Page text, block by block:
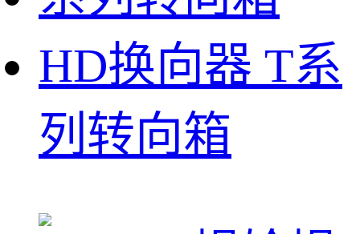
HD换向器 T系
列转向箱